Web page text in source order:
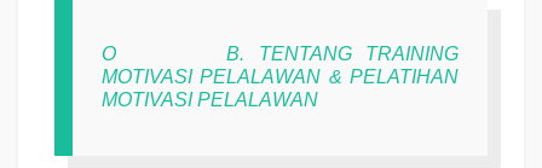
O
B. TENTANG TRAINING
MOTIVASI PELALAWAN & PELATIHAN
MOTIVASI PELALAWAN